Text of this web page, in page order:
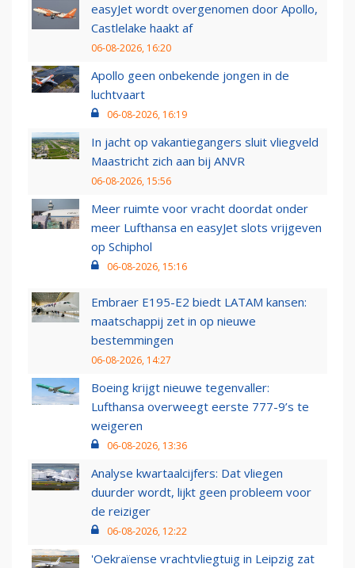
easyJet wordt overgenomen door Apollo,
Castlelake haakt af
06-08-2026, 16:20
Apollo geen onbekende jongen in de
luchtvaart
06-08-2026, 16:19
In jacht op vakantiegangers sluit vliegveld
Maastricht zich aan bij ANVR
06-08-2026, 15:56
Meer ruimte voor vracht doordat onder
meer Lufthansa en easyJet slots vrijgeven
op Schiphol
06-08-2026, 15:16
Embraer E195-E2 biedt LATAM kansen:
maatschappij zet in op nieuwe
bestemmingen
06-08-2026, 14:27
Boeing krijgt nieuwe tegenvaller:
Lufthansa overweegt eerste 777-9’s te
weigeren
06-08-2026, 13:36
Analyse kwartaalcijfers: Dat vliegen
duurder wordt, lijkt geen probleem voor
de reiziger
06-08-2026, 12:22
'Oekraïense vrachtvliegtuig in Leipzig zat